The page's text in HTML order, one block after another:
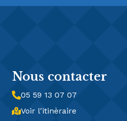
Nous contacter
05 59 13 07 07
Voir l'itinèraire